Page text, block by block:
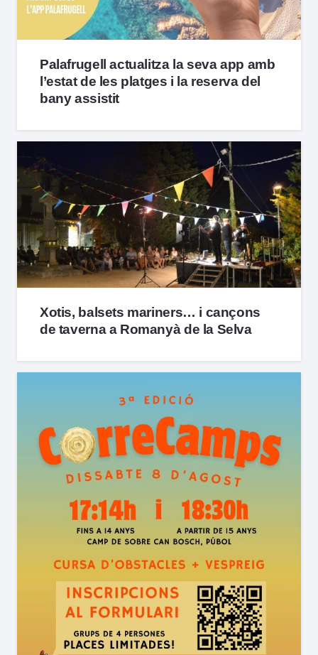
Palafrugell actualitza la seva app amb
l’estat de les platges i la reserva del
bany assistit
Xotis, balsets mariners… i cançons
de taverna a Romanyà de la Selva